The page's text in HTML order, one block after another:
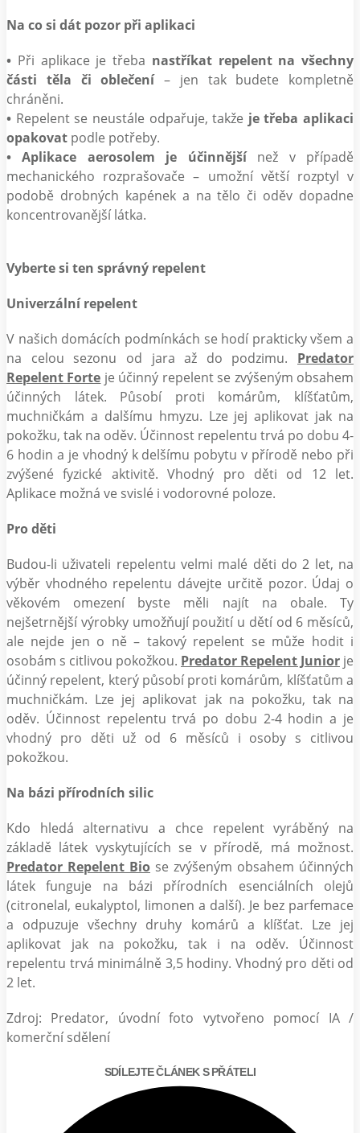
Na co si dát pozor při aplikaci
• Při aplikace je třeba nastříkat repelent na všechny
části těla či oblečení– jen tak budete kompletně
chráněni.
• Repelent se neustále odpařuje, takže je třeba aplikaci
opakovat podle potřeby.
•
Aplikace aerosolem je účinnějšínež v případě
mechanického rozprašovače – umožní větší rozptyl v
podobě drobných kapének a na tělo či oděv dopadne
koncentrovanější látka.
Vyberte si ten správný repelent
Univerzální repelent
V našich domácích podmínkách se hodí prakticky všem a
na celou sezonu od jara až do podzimu. Predator
Repelent Forte je účinný repelent se zvýšeným obsahem
účinných látek. Působí proti komárům, klíšťatům,
muchničkám a dalšímu hmyzu. Lze jej aplikovat jak na
pokožku, tak na oděv. Účinnost repelentu trvá po dobu 4-
6 hodin a je vhodný k delšímu pobytu v přírodě nebo při
zvýšené fyzické aktivitě. Vhodný pro děti od 12 let.
Aplikace možná ve svislé i vodorovné poloze.
Pro děti
Budou-li uživateli repelentu velmi malé děti do 2 let, na
výběr vhodného repelentu dávejte určitě pozor. Údaj o
věkovém omezení byste měli najít na obale. Ty
nejšetrnější výrobky umožňují použití u dětí od 6 měsíců,
ale nejde jen o ně – takový repelent se může hodit i
osobám s citlivou pokožkou. Predator Repelent Junior je
účinný repelent, který působí proti komárům, klíšťatům a
muchničkám. Lze jej aplikovat jak na pokožku, tak na
oděv. Účinnost repelentu trvá po dobu 2-4 hodin a je
vhodný pro děti už od 6 měsíců i osoby s citlivou
pokožkou.
Na bázi přírodních silic
Kdo hledá alternativu a chce repelent vyráběný na
základě látek vyskytujících se v přírodě, má možnost.
Predator Repelent Bio se zvýšeným obsahem účinných
látek funguje na bázi přírodních esenciálních olejů
(citronelal, eukalyptol, limonen a další). Je bez parfemace
a odpuzuje všechny druhy komárů a klíšťat. Lze jej
aplikovat jak na pokožku, tak i na oděv. Účinnost
repelentu trvá minimálně 3,5 hodiny. Vhodný pro děti od
2 let.
Zdroj: Predator, úvodní foto vytvořeno pomocí IA /
komerční sdělení
SDÍLEJTE ČLÁNEK S PŘÁTELI